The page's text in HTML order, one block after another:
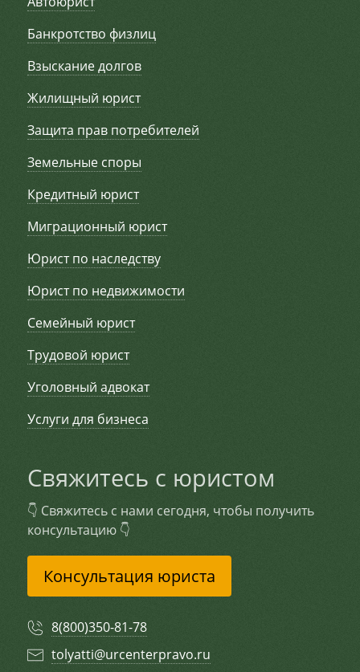
Банкротство физлиц
Взыскание долгов
Жилищный юрист
Защита прав потребителей
Земельные споры
Кредитный юрист
Миграционный юрист
Юрист по наследству
Юрист по недвижимости
Семейный юрист
Трудовой юрист
Уголовный адвокат
Услуги для бизнеса
Свяжитесь с юристом
👇 Свяжитесь с нами сегодня, чтобы получить
консультацию 👇
Консультация юриста
8(800)350-81-78
tolyatti@urcenterpravo.ru